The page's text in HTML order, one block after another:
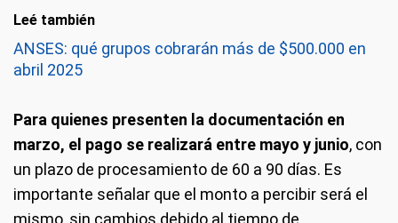
Leé también
ANSES: qué grupos cobrarán más de $500.000 en
abril 2025
Para quienes presenten la documentación en
marzo, el pago se realizará entre mayo y junio, con
un plazo de procesamiento de 60 a 90 días. Es
importante señalar que el monto a percibir será el
mismo, sin cambios debido al tiempo de